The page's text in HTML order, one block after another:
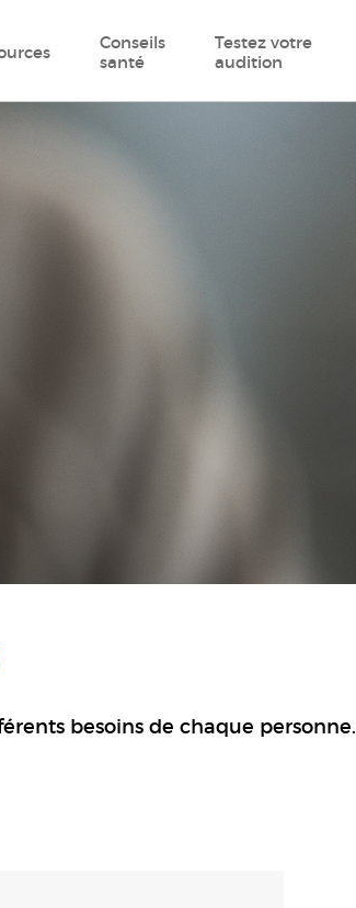
Conseils
santé
Testez votre
audition
besoins de chaque personne.